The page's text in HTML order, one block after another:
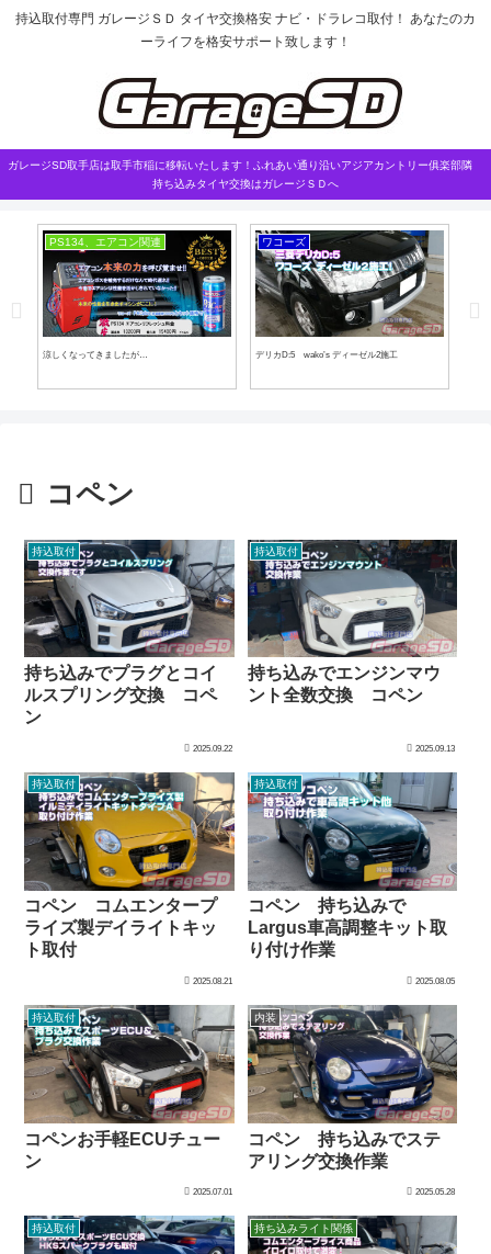
持込取付専門 ガレージＳＤ タイヤ交換格安 ナビ・ドラレコ取付！ あなたのカ
ーライフを格安サポート致します！
ガレージSD取手店は取手市稲に移転いたします！ふれあい通り沿いアジアカントリー俱楽部隣
持ち込みタイヤ交換はガレージＳＤへ
PS134、エアコン関連
涼しくなってきましたが…
ワコーズ
デリカD:5 wako’s ディーゼル2施工
コペン
持込取付
持ち込みでプラグとコイ
ルスプリング交換 コペ
ン
2025.09.22
持込取付
持ち込みでエンジンマウ
ント全数交換 コペン
2025.09.13
持込取付
コペン コムエンタープ
ライズ製デイライトキッ
ト取付
2025.08.21
持込取付
コペン 持ち込みで
Largus車高調整キット取
り付け作業
2025.08.05
持込取付
コペンお手軽ECUチュー
ン
2025.07.01
内装
コペン 持ち込みでステ
アリング交換作業
2025.05.28
持込取付 持ち込みライト関係